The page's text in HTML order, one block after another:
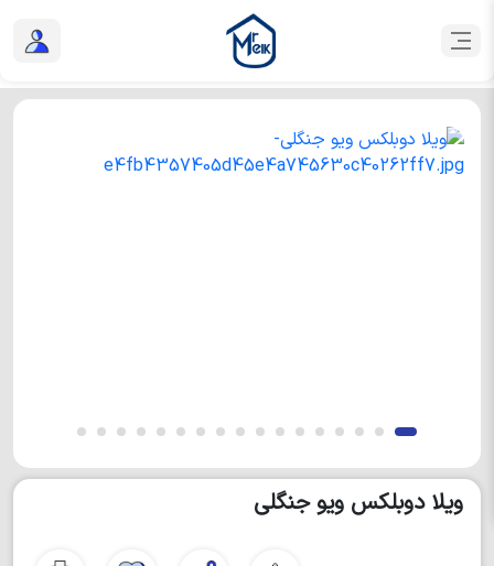
ویلا دوبلکس ویو جنگلی